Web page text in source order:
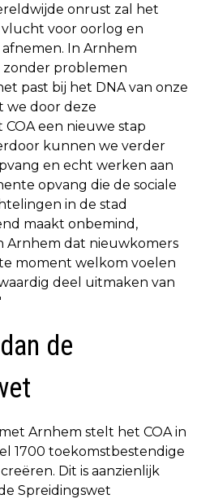
onrust zal het
voor oorlog en
In Arnhem
zonder problemen
past bij het DNA van onze
we door deze
een nieuwe stap
kunnen we verder
en echt werken aan
opvang die de sociale
in de stad
maakt onbemind,
Arnhem dat nieuwkomers
moment welkom voelen
deel uitmaken van
de
Arnhem stelt het COA in
1700 toekomstbestendige
Dit is aanzienlijk
Spreidingswet